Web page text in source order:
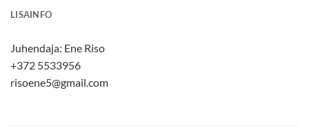
LISAINFO
Juhendaja: Ene Riso
+372 5533956
risoene5@gmail.com